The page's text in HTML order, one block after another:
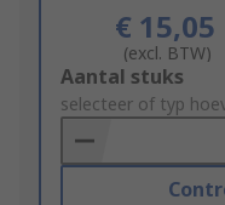
€ 15,05
(excl. BTW)
Add
to
Basket
Aantal stuks
selecteer of typ